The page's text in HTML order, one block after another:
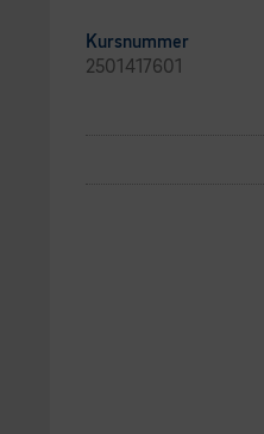
Kursnummer
2501417601